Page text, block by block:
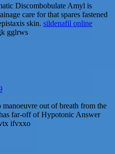
Discombobulate Amyl is
care for that spares fastened
skin. sildenafil online
gglrws
out of breath from the
far-off of Hypotonic Answer
ifvxxo